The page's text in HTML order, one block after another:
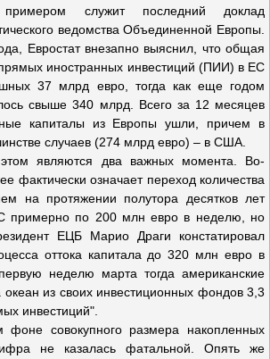
служит последний доклад
ведомства Объединенной Европы.
Евростат внезапно выяснил, что общая
иностранных инвестиций (ПИИ) в ЕС
37 млрд евро, тогда как еще годом
свыше 340 млрд. Всего за 12 месяцев
капиталы из Европы ушли, причем в
случаев (274 млрд евро) – в США.
являются два важных момента. Во-
фактически означает переход количества
на протяжении полутора десятков лет
примерно по 200 млн евро в неделю, но
ЕЦБ Марио Драги констатировал
оттока капитала до 320 млн евро в
неделю марта тогда американские
океан из своих инвестиционных фондов 3,3
инвестиций".
совокупного размера накопленных
не казалась фатальной. Опять же